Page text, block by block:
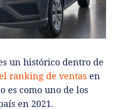
un histórico dentro de
ranking de ventas en
es como uno de los
en 2021.